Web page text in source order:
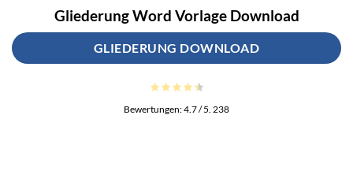
Gliederung Word Vorlage Download
GLIEDERUNG DOWNLOAD
Bewertungen:4.7/ 5. 238